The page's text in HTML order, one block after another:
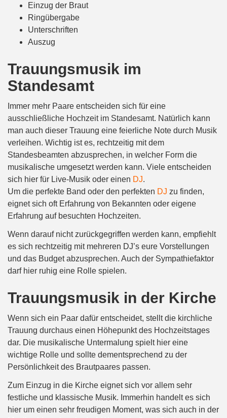
Einzug der Braut
Ringübergabe
Unterschriften
Auszug
Trauungsmusik im
Standesamt
Immer mehr Paare entscheiden sich für eine
ausschließliche Hochzeit im Standesamt. Natürlich kann
man auch dieser Trauung eine feierliche Note durch Musik
verleihen. Wichtig ist es, rechtzeitig mit dem
Standesbeamten abzusprechen, in welcher Form die
musikalische umgesetzt werden kann. Viele entscheiden
sich hier für Live-Musik oder einen DJ.
Um die perfekte Band oder den perfekten DJ zu finden,
eignet sich oft Erfahrung von Bekannten oder eigene
Erfahrung auf besuchten Hochzeiten.
Wenn darauf nicht zurückgegriffen werden kann, empfiehlt
es sich rechtzeitig mit mehreren DJ’s eure Vorstellungen
und das Budget abzusprechen. Auch der Sympathiefaktor
darf hier ruhig eine Rolle spielen.
Trauungsmusik in der Kirche
Wenn sich ein Paar dafür entscheidet, stellt die kirchliche
Trauung durchaus einen Höhepunkt des Hochzeitstages
dar. Die musikalische Untermalung spielt hier eine
wichtige Rolle und sollte dementsprechend zu der
Persönlichkeit des Brautpaares passen.
Zum Einzug in die Kirche eignet sich vor allem sehr
festliche und klassische Musik. Immerhin handelt es sich
hier um einen sehr freudigen Moment, was sich auch in der